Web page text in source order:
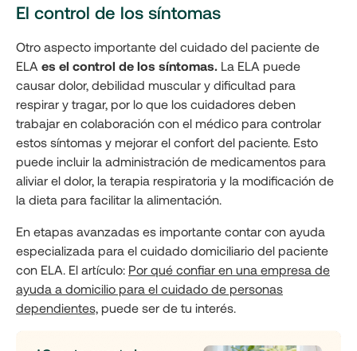
El control de los síntomas
Otro aspecto importante del cuidado del paciente de
ELA es el control de los síntomas. La ELA puede
causar dolor, debilidad muscular y dificultad para
respirar y tragar, por lo que los cuidadores deben
trabajar en colaboración con el médico para controlar
estos síntomas y mejorar el confort del paciente. Esto
puede incluir la administración de medicamentos para
aliviar el dolor, la terapia respiratoria y la modificación de
la dieta para facilitar la alimentación.
En etapas avanzadas es importante contar con ayuda
especializada para el cuidado domiciliario del paciente
con ELA. El artículo: Por qué confiar en una empresa de
ayuda a domicilio para el cuidado de personas
dependientes, puede ser de tu interés.